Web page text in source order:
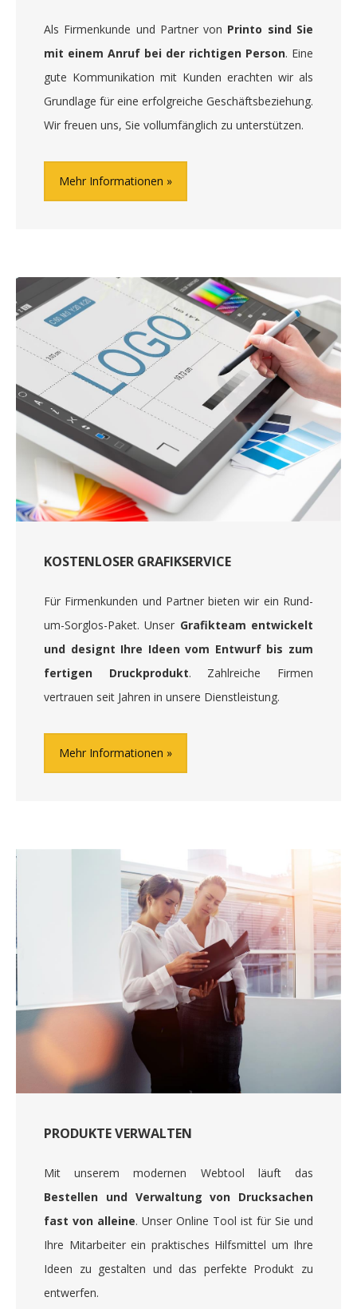
Als Firmenkunde und Partner von Printo sind Sie
mit einem Anruf bei der richtigen Person. Eine
gute Kommunikation mit Kunden erachten wir als
Grundlage für eine erfolgreiche Geschäftsbeziehung.
Wir freuen uns, Sie vollumfänglich zu unterstützen.
Mehr Informationen
KOSTENLOSER GRAFIKSERVICE
Für Firmenkunden und Partner bieten wir ein Rund-
um-Sorglos-Paket. Unser Grafikteam entwickelt
und designt Ihre Ideen vom Entwurf bis zum
fertigen Druckprodukt. Zahlreiche Firmen
vertrauen seit Jahren in unsere Dienstleistung.
Mehr Informationen
PRODUKTE VERWALTEN
Mit unserem modernen Webtool läuft das
Bestellen und Verwaltung von Drucksachen
fast von alleine. Unser Online Tool ist für Sie und
Ihre Mitarbeiter ein praktisches Hilfsmittel um Ihre
Ideen zu gestalten und das perfekte Produkt zu
entwerfen.